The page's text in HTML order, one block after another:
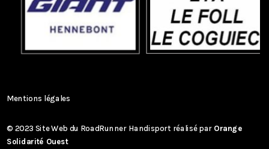
Mentions légales
© 2023 Site Web du RoadRunner Handisport réalisé par Orange
Solidarité Ouest